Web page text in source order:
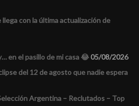
con la última actualización de
en el pasillo de mi casa 😂05/08/2026
del 12 de agosto que nadie espera
Argentina – Reclutados – Top